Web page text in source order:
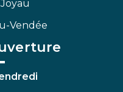
Vendée